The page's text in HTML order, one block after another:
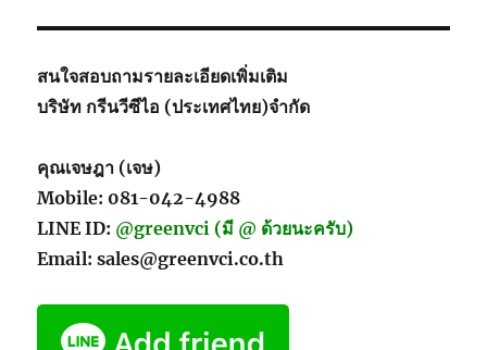
สนใจสอบถามรายละเอียดเพิ่มเติม
บริษัท กรีนวีซีไอ (ประเทศไทย)จำกัด
คุณเจษฎา (เจษ)
Mobile: 081-042-4988
LINE ID: @greenvci (มี @ ด้วยนะครับ)
Email: sales@greenvci.co.th